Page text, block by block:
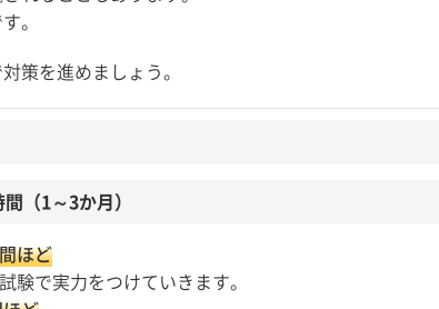
。
策を進めましょう。
（1～3か月）
ほど
験で実力をつけていきます。